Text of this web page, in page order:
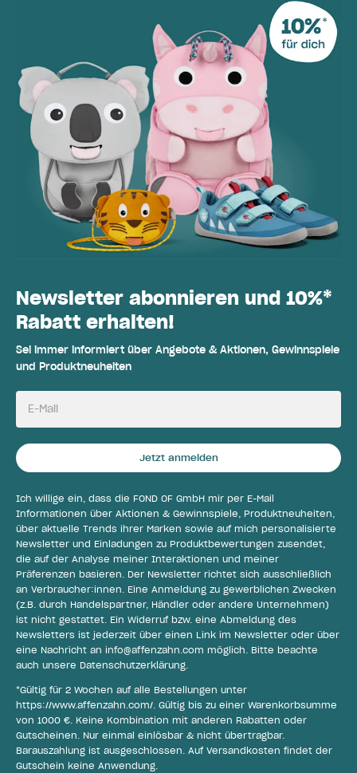
Newsletter abonnieren und 10%*
Rabatt erhalten!
Sei immer informiert über Angebote & Aktionen, Gewinnspiele
und Produktneuheiten
E-Mail
Jetzt anmelden
Ich willige ein, dass die FOND OF GmbH mir per E-Mail
Informationen über Aktionen & Gewinnspiele, Produktneuheiten,
über aktuelle Trends ihrer Marken sowie auf mich personalisierte
Newsletter und Einladungen zu Produktbewertungen zusendet,
die auf der Analyse meiner Interaktionen und meiner
Präferenzen basieren. Der Newsletter richtet sich ausschließlich
an Verbraucher:innen. Eine Anmeldung zu gewerblichen Zwecken
(z.B. durch Handelspartner, Händler oder andere Unternehmen)
ist nicht gestattet. Ein Widerruf bzw. eine Abmeldung des
Newsletters ist jederzeit über einen Link im Newsletter oder über
eine Nachricht an info@affenzahn.com möglich. Bitte beachte
auch unsere Datenschutzerklärung.
*Gültig für 2 Wochen auf alle Bestellungen unter
https://www.affenzahn.com/. Gültig bis zu einer Warenkorbsumme
von 1000 €. Keine Kombination mit anderen Rabatten oder
Gutscheinen. Nur einmal einlösbar & nicht übertragbar.
Barauszahlung ist ausgeschlossen. Auf Versandkosten findet der
Gutschein keine Anwendung.